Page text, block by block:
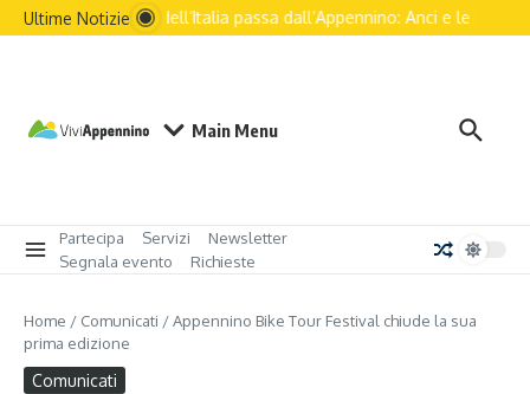
Ultime NotizieIl futuro dell’Italia passa dall’Appennino: Anci e le
Main Menu
Partecipa Servizi
Newsletter
Segnala evento
Richieste
Home / Comunicati /Appennino Bike Tour Festival chiude la sua
prima edizione
Comunicati